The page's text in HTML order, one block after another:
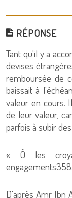
RÉPONSE
Tant qu'il y a
devises
remboursée de
baissait à
valeur en cours.
de leur valeur,
parfois à subir
« Ô les
D'après Amr Ibn